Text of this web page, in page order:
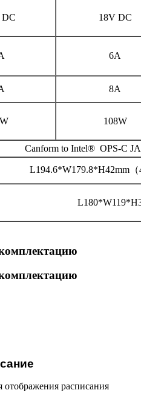
DC 18V DC
6A
8A
108W
Canform to Intel® OPS-C
L194.6*W179.8*H42mm（
расписания